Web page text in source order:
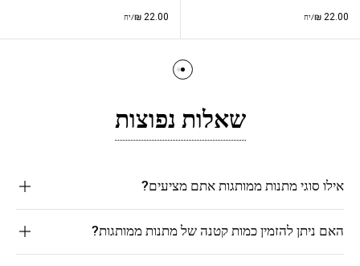
₪ 22.00 /יח ₪22.00 /יח
שאלות נפוצות
אילו סוגי מתנות ממותגות אתם מציעים?
האם ניתן להזמין כמות קטנה של מתנות ממותגות?